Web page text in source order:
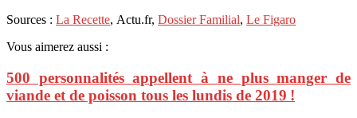
Sources : La Recette, Actu.fr, Dossier Familial, Le Figaro
Vous aimerez aussi :
500 personnalités appellent à ne plus manger de
viande et de poisson tous les lundis de 2019 !